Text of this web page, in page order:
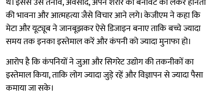
की भावना और आत्महत्या जैसे विचार आने लगे। केजीएम ने कहा कि
मेटा और यूट्यूब ने जानबूझकर ऐसे डिजाइन बनाए ताकि बच्चे ज्यादा
समय तक इनका इस्तेमाल करें और कंपनी को ज्यादा मुनाफा हो।
आरोप है कि कंपनियों ने जुआ और सिगरेट उद्योग की तकनीकों का
इस्तेमाल किया, ताकि लोग ज्यादा जुड़े रहें और विज्ञापन से ज्यादा पैसा
कमाया जा सके।